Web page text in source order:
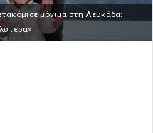
μόνιμα στη Λευκάδα: